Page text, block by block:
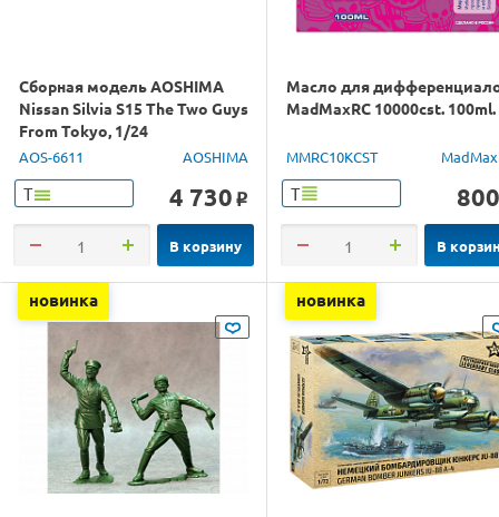
Сборная модель AOSHIMA
Nissan Silvia S15 The Two Guys
From Tokyo, 1/24
AOS-6611 AOSHIMA
Т 4 730 o
В корзину
Масло для
MadMaxRC 10000cst. 100ml.
MMRC10KCST
Т 800
В
новинка новинка